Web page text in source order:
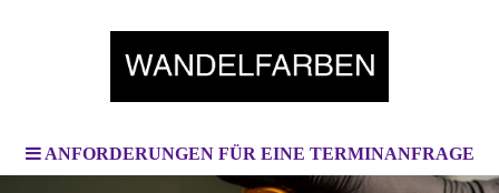
ANFORDERUNGEN FÜR EINE TERMINANFRAGE